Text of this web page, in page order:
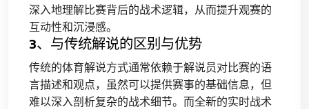
深入地理解比赛背后的战术逻辑，从而提升观赛的
互动性和沉浸感。
3、与传统解说的区别与优势
传统的体育解说方式通常依赖于解说员对比赛的语
言描述和观点，虽然可以提供赛事的基础信息，但
难以深入剖析复杂的战术细节。而全新的实时战术